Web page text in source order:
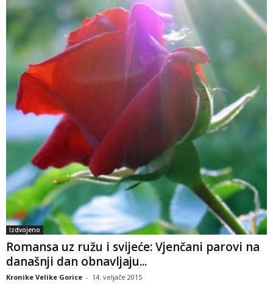
Izdvojeno
Romansa uz ružu i svijeće: Vjenčani parovi na
današnji dan obnavljaju...
Kronike Velike Gorice - 14. veljače 2015